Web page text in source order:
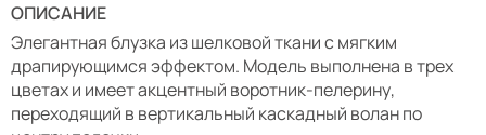
ОПИСАНИЕ
Элегантная блузка из шелковой ткани с мягким
драпирующимся эффектом. Модель выполнена в трех
цветах и имеет акцентный воротник-пелерину,
переходящий в вертикальный каскадный волан по